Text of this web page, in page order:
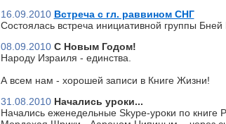
16.09.2010 Встреча с гл. раввином СНГ
Состоялась встреча инициативной группы
08.09.2010 С Новым Годом!
Народу Израиля - единства.
А всем нам - хорошей записи в Книге Жизни!
31.08.2010 Начались уроки...
Начались еженедельные Skype-уроки по